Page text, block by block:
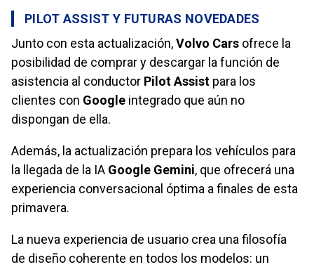
PILOT ASSIST Y FUTURAS NOVEDADES
Junto con esta actualización,Volvo Cars ofrece la
posibilidad de comprar y descargar la función de
asistencia al conductor Pilot Assist para los
clientes con Google integrado que aún no
dispongan de ella.
Además, la actualización prepara los vehículos para
la llegada de la IA Google Gemini, que ofrecerá una
experiencia conversacional óptima a finales de esta
primavera.
La nueva experiencia de usuario crea una filosofía
de diseño coherente en todos los modelos: un